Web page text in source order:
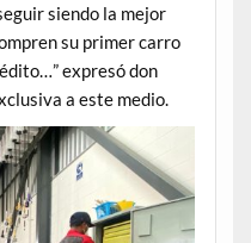
siendo la mejor
su primer carro
expresó don
a este medio.